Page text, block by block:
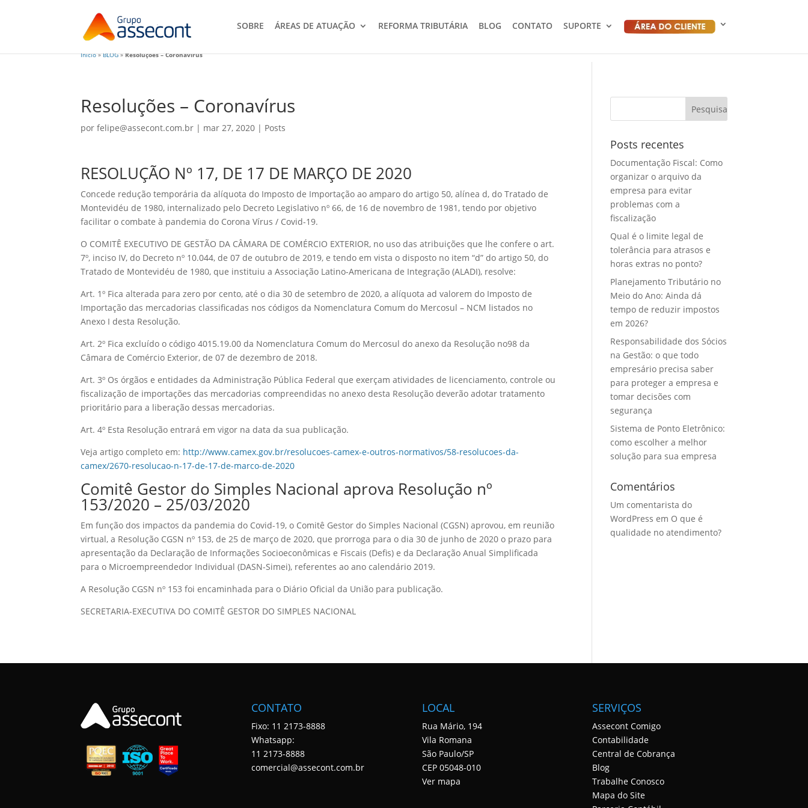
SOBRE ÁREAS DE ATUAÇÃO REFORMA TRIBUTÁRIA BLOG CONTATO SUPORTE
Início»BLOG»Resoluções – Coronavírus
Resoluções – Coronavírus
porfelipe@assecont.com.br | mar 27, 2020 | Posts
RESOLUÇÃO Nº 17, DE 17 DE MARÇO DE 2020
Concede redução temporária da alíquota do Imposto de Importação ao amparo do artigo 50, alínea d, do Tratado de
Montevidéu de 1980, internalizado pelo Decreto Legislativo nº 66, de 16 de novembro de 1981, tendo por objetivo
facilitar o combate à pandemia do Corona Vírus / Covid-19.
O COMITÊ EXECUTIVO DE GESTÃO DA CÂMARA DE COMÉRCIO EXTERIOR, no uso das atribuições que lhe confere o art.
7º, inciso IV, do Decreto nº 10.044, de 07 de outubro de 2019, e tendo em vista o disposto no item “d” do artigo 50, do
Tratado de Montevidéu de 1980, que instituiu a Associação Latino-Americana de Integração (ALADI), resolve:
Art. 1º Fica alterada para zero por cento, até o dia 30 de setembro de 2020, a alíquota ad valorem do Imposto de
Importação das mercadorias classificadas nos códigos da Nomenclatura Comum do Mercosul – NCM listados no
Anexo I desta Resolução.
Art. 2º Fica excluído o código 4015.19.00 da Nomenclatura Comum do Mercosul do anexo da Resolução no98 da
Câmara de Comércio Exterior, de 07 de dezembro de 2018.
Art. 3º Os órgãos e entidades da Administração Pública Federal que exerçam atividades de licenciamento, controle ou
fiscalização de importações das mercadorias compreendidas no anexo desta Resolução deverão adotar tratamento
prioritário para a liberação dessas mercadorias.
Art. 4º Esta Resolução entrará em vigor na data da sua publicação.
Veja artigo completo em: http://www.camex.gov.br/resolucoes-camex-e-outros-normativos/58-resolucoes-da-
camex/2670-resolucao-n-17-de-17-de-marco-de-2020
Comitê Gestor do Simples Nacional aprova Resolução nº
153/2020 – 25/03/2020
Em função dos impactos da pandemia do Covid-19, o Comitê Gestor do Simples Nacional (CGSN) aprovou, em reunião
virtual, a Resolução CGSN nº 153, de 25 de março de 2020, que prorroga para o dia 30 de junho de 2020 o prazo para
apresentação da Declaração de Informações Socioeconômicas e Fiscais (Defis) e da Declaração Anual Simplificada
para o Microempreendedor Individual (DASN-Simei), referentes ao ano calendário 2019.
A Resolução CGSN nº 153 foi encaminhada para o Diário Oficial da União para publicação.
SECRETARIA-EXECUTIVA DO COMITÊ GESTOR DO SIMPLES NACIONAL
Posts recentes
Documentação Fiscal: Como
organizar o arquivo da
empresa para evitar
problemas com a
fiscalização
Qual é o limite legal de
tolerância para atrasos e
horas extras no ponto?
Planejamento Tributário no
Meio do Ano: Ainda dá
tempo de reduzir impostos
em 2026?
Responsabilidade dos Sócios
na Gestão: o que todo
empresário precisa saber
para proteger a empresa e
tomar decisões com
segurança
Sistema de Ponto Eletrônico:
como escolher a melhor
solução para sua empresa
Comentários
Um comentarista do
WordPress em O que é
qualidade no atendimento?
CONTATO
Fixo: 11 2173-8888
Whatsapp:
11 2173-8888
comercial@assecont.com.br
LOCAL
Rua Mário, 194
Vila Romana
São Paulo/SP
CEP 05048-010
Ver mapa
SERVIÇOS
Assecont Comigo
Contabilidade
Central de Cobrança
Blog
Trabalhe Conosco
Mapa do Site